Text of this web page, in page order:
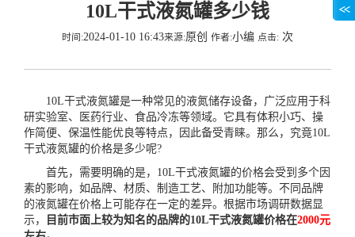
10L干式液氮罐多少钱
时间:2024-01-10 16:43来源:原创 作者:小编 点击: 次
10L干式液氮罐是一种常见的液氮储存设备，广泛应用于科
研实验室、医药行业、食品冷冻等领域。它具有体积小巧、操
作简便、保温性能优良等特点，因此备受青睐。那么，究竟10L
干式液氮罐的价格是多少呢?
首先，需要明确的是，10L干式液氮罐的价格会受到多个因
素的影响，如品牌、材质、制造工艺、附加功能等。不同品牌
的液氮罐在价格上可能存在一定的差异。根据市场调研数据显
示，
目前市面上较为知名的品牌的10L干式液氮罐价格在2000元